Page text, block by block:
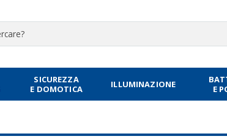
SICUREZZA
E DOMOTICA
ILLUMINAZIONE
E